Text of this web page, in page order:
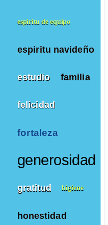
espiritu de equipo
espiritu navideño
estudio familia
felicidad
fortaleza
generosidad
gratitud higiene
honestidad